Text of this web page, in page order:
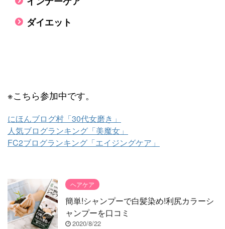
ダイエット
※こちら参加中です。
にほんブログ村「30代女磨き」
人気ブログランキング「美魔女」
FC2ブログランキング「エイジングケア」
ヘアケア
簡単!シャンプーで白髪染め!利尻カラーシ
ャンプーを口コミ
2020/8/22